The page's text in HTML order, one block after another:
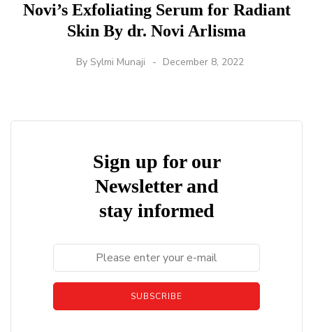
Novi’s Exfoliating Serum for Radiant
Skin By dr. Novi Arlisma
By Sylmi Munaji December 8, 2022
Sign up for our
Newsletter and
stay informed
SUBSCRIBE